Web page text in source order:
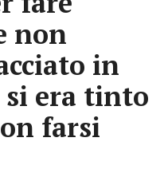
non
in
si era tinto
farsi